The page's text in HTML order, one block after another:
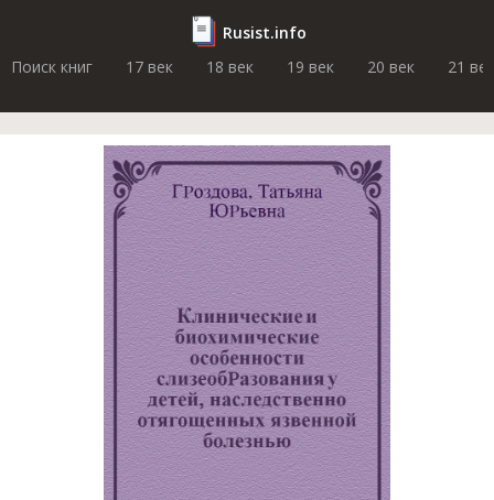
Rusist.info
Поиск книг
17 век 18 век 19 век 20 век 21 век